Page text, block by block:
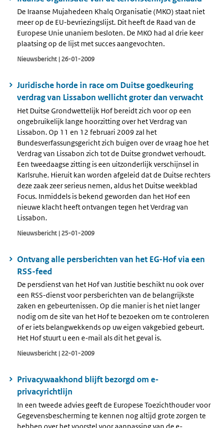
De Iraanse Mujahedeen Khalq Organisatie (MKO) staat niet
meer op de EU-bevriezingslijst. Dit heeft de Raad van de
Europese Unie unaniem besloten. De MKO had al drie keer
plaatsing op de lijst met succes aangevochten.
Nieuwsbericht | 26-01-2009
Juridische horde in race om Duitse goedkeuring
verdrag van Lissabon wellicht groter dan verwacht
Het Duitse Grondwettelijk Hof bereidt zich voor op een
ongebruikelijk lange hoorzitting over het Verdrag van
Lissabon. Op 11 en 12 februari 2009 zal het
Bundesverfassungsgericht zich buigen over de vraag hoe het
Verdrag van Lissabon zich tot de Duitse grondwet verhoudt.
Een tweedaagse zitting is een uitzonderlijk verschijnsel in
Karlsruhe. Hieruit kan worden afgeleid dat de Duitse rechters
deze zaak zeer serieus nemen, aldus het Duitse weekblad
Focus. Inmiddels is bekend geworden dan het Hof een
nieuwe klacht heeft ontvangen tegen het Verdrag van
Lissabon.
Nieuwsbericht | 25-01-2009
Ontvang alle persberichten van het EG-Hof via een
RSS-feed
De persdienst van het Hof van Justitie beschikt nu ook over
een RSS-dienst voor persberichten van de belangrijkste
zaken en gebeurtenissen. Op die manier is het niet langer
nodig om de site van het Hof te bezoeken om te controleren
of er iets belangwekkends op uw eigen vakgebied gebeurt.
Het Hof stuurt u een e-mail als dit het geval is.
Nieuwsbericht | 22-01-2009
Privacywaakhond blijft bezorgd om e-
privacyrichtlijn
In een tweede advies geeft de Europese Toezichthouder voor
Gegevensbescherming te kennen nog altijd grote zorgen te
hebben over het voorstel voor aanpassing van de e-